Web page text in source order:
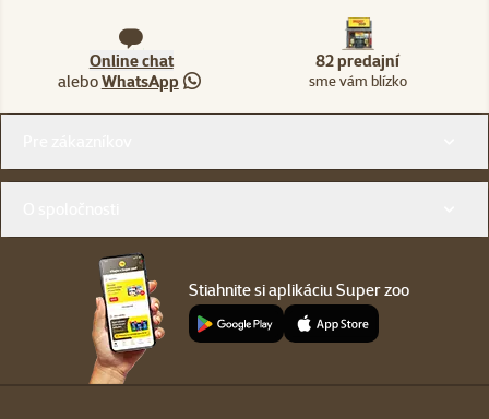
Online chat
aleboWhatsApp
82 predajní
sme vám blízko
Stiahnite si aplikáciu Super zoo